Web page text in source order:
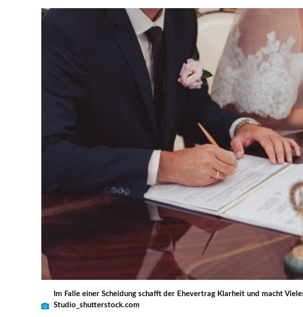
Im Falle einer Scheidung schafft der Ehevertrag Klarheit und macht
Studio_shutterstock.com